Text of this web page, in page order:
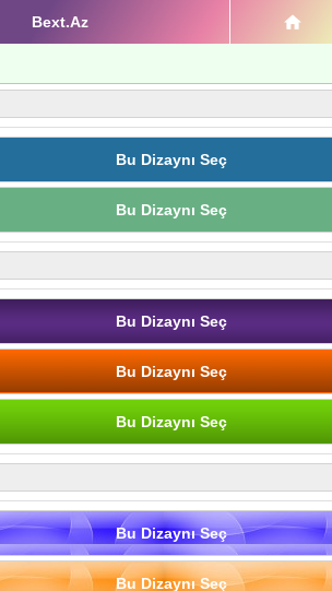
Bext.Az
Bu Dizaynı Seç
Bu Dizaynı Seç
Bu Dizaynı Seç
Bu Dizaynı Seç
Bu Dizaynı Seç
Bu Dizaynı Seç
Bu Dizaynı Seç